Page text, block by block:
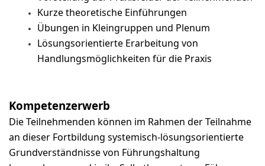
Kurze theoretische Einführungen
Übungen in Kleingruppen und Plenum
Lösungsorientierte Erarbeitung von
Handlungsmöglichkeiten für die Praxis
Kompetenzerwerb
Die Teilnehmenden können im Rahmen der Teilnahme
an dieser Fortbildung systemisch-lösungsorientierte
Grundverständnisse von Führungshaltung